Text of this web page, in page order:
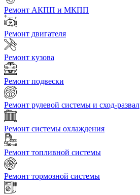
Ремонт АКПП и МКПП
Ремонт двигателя
Ремонт кузова
Ремонт подвески
Ремонт рулевой системы и сход-развал
Ремонт системы охлаждения
Ремонт топливной системы
Ремонт тормозной системы